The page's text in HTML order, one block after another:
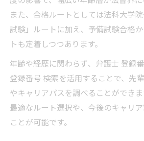
また、合格ルートとしては法科大学
試験」ルートに加え、予備試験合格
トも定着しつつあります。
年齢や経歴に関わらず、弁護士 登録
登録番号 検索を活用することで、先
やキャリアパスを調べることができ
最適なルート選択や、今後のキャリ
ことが可能です。